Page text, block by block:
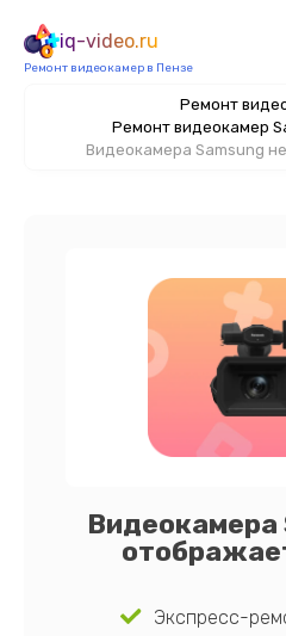
iq-video.ru
Ремонт видеокамер в Пензе
Ремонт
Ремонт видеокамер
Видеокамера Samsung
Видеокамера
Экспресс-